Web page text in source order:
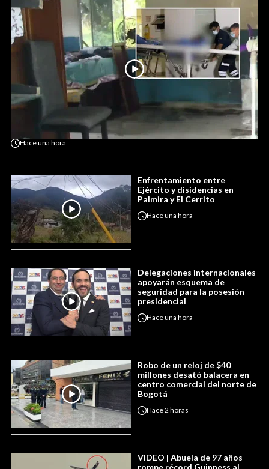
Haceuna hora
Enfrentamiento entre
Ejército y disidencias en
Palmira y El Cerrito
Haceuna hora
Delegaciones internacionales
apoyarán esquema de
seguridad para la posesión
presidencial
Haceuna hora
Robo de un reloj de $40
millones desató balacera en
centro comercial del norte de
Bogotá
Hace2 horas
VIDEO | Abuela de 97 años
rompe récord Guinness al